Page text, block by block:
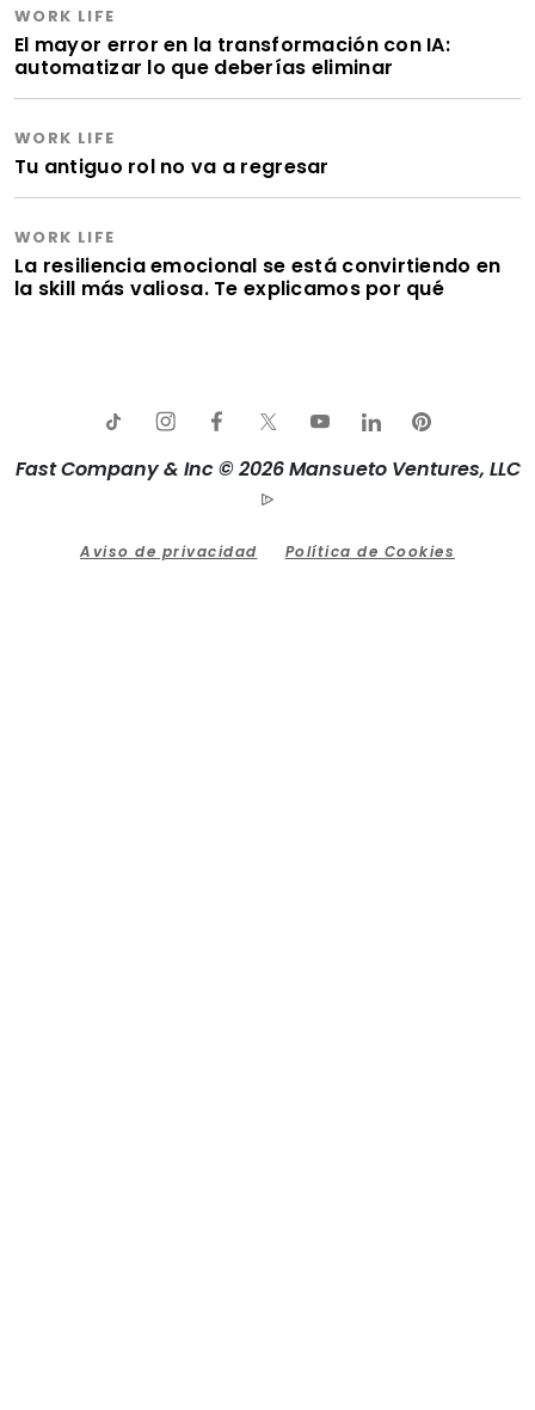
WORK LIFE
El mayor error en la transformación con IA:
automatizar lo que deberías eliminar
WORK LIFE
Tu antiguo rol no va a regresar
WORK LIFE
La resiliencia emocional se está convirtiendo en
la skill más valiosa. Te explicamos por qué
Fast Company & Inc © 2026 Mansueto Ventures, LLC
Aviso de privacidad Política de Cookies